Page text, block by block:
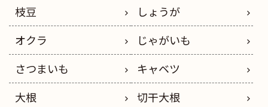
枝豆
しょうが
オクラ
じゃがいも
さつまいも
キャベツ
大根
切干大根